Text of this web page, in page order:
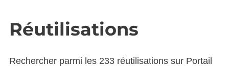
Réutilisations
Rechercher parmi les 233 réutilisations sur Portail